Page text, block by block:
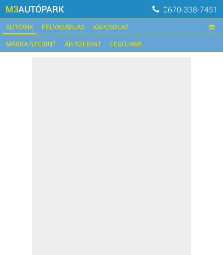
M3AUTÓPARK 0670-338-7451
AUTÓINK FELVÁSÁRLÁS
KAPCSOLAT
MÁRKA SZERINT
ÁR SZERINT LEGÚJABB